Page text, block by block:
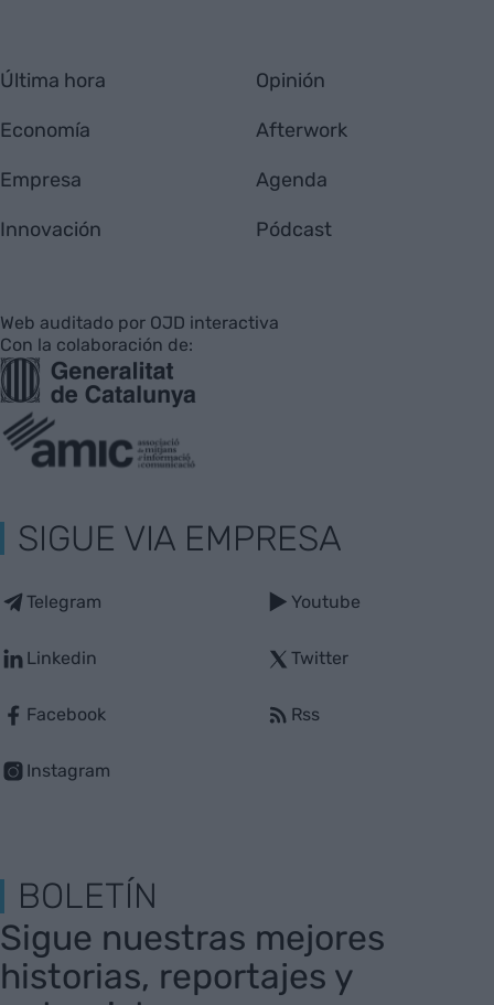
Última hora
Economía
Empresa
Innovación
Opinión
Afterwork
Agenda
Pódcast
Web auditado por OJD interactiva
Con la colaboración de:
SIGUE VIA EMPRESA
Telegram
Linkedin
Facebook
Instagram
Youtube
Twitter
Rss
BOLETÍN
Sigue nuestras mejores
historias, reportajes y